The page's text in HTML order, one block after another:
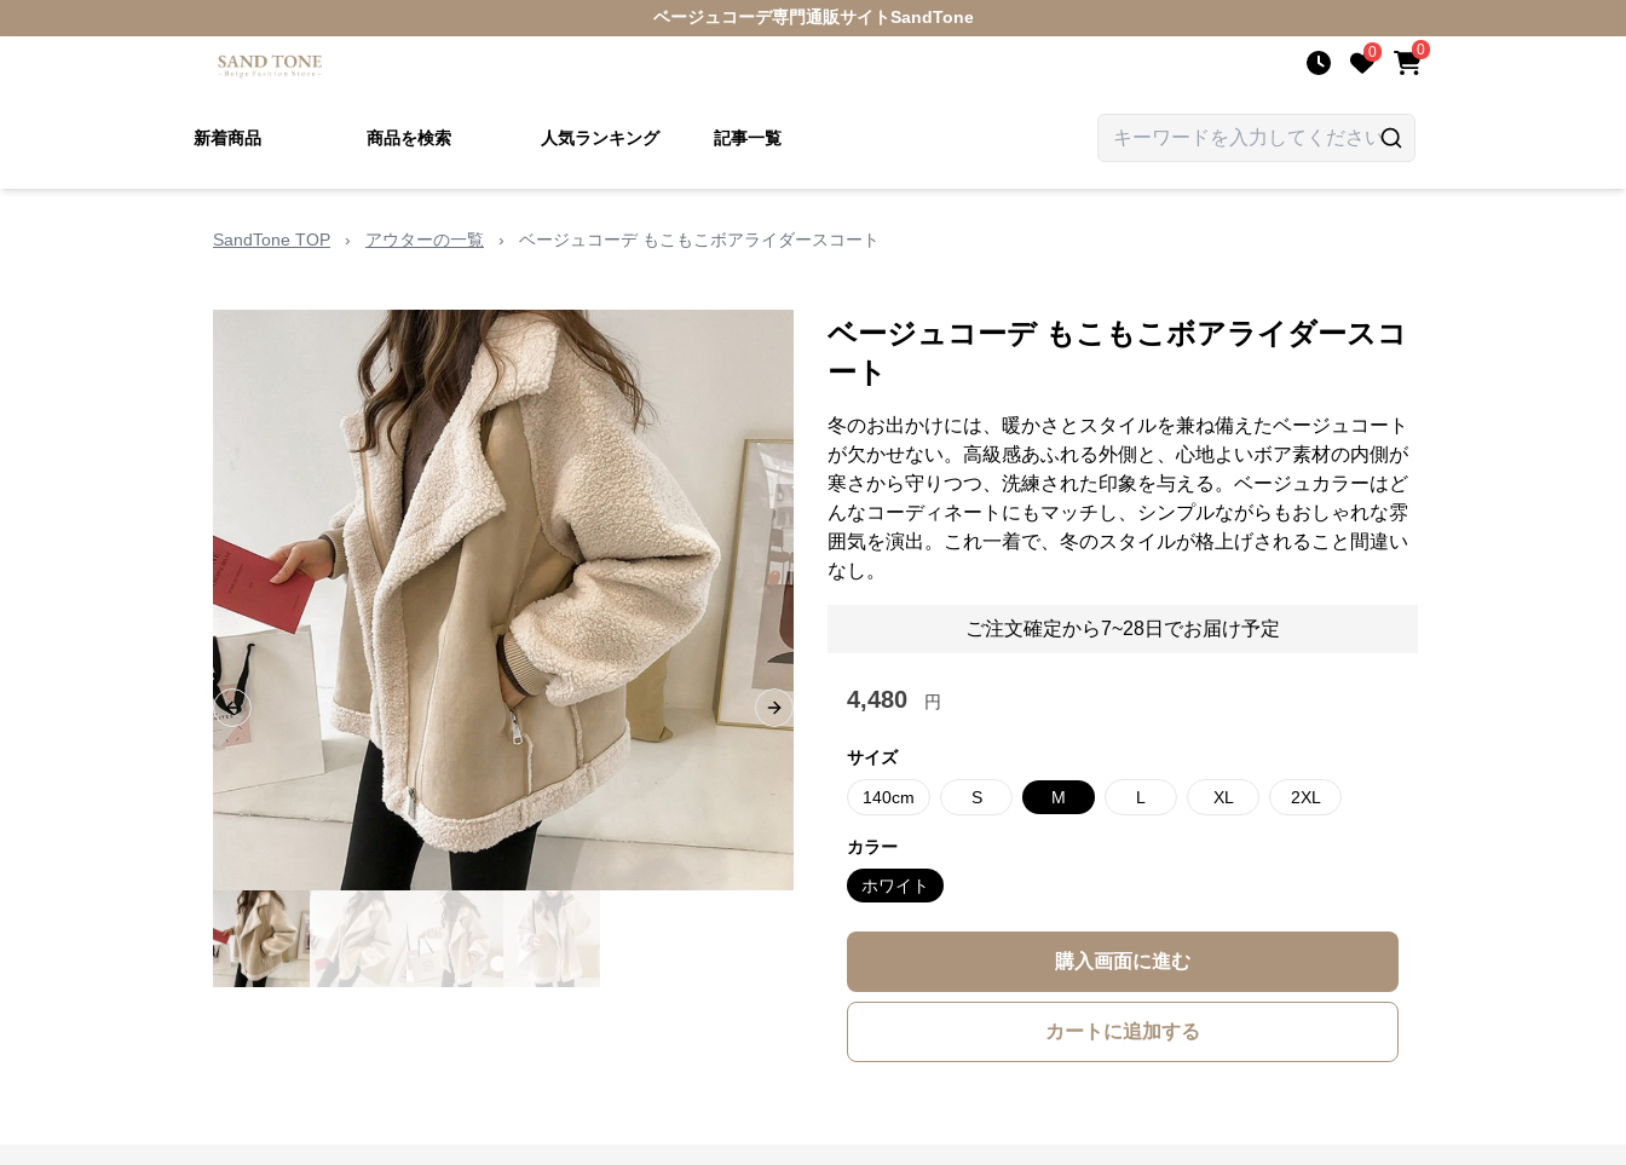
ベージュコーデ専門通販サイトSandTone
0 0
新着商品 商品を検索 人気ランキング 記事一覧
SandTone TOP › アウターの一覧 › ベージュコーデ もこもこボアライダースコート
Previous slide Next slide
ベージュコーデ もこもこボアライダースコ
ート
冬のお出かけには、暖かさとスタイルを兼ね備えたベージュコート
が欠かせない。高級感あふれる外側と、心地よいボア素材の内側が
寒さから守りつつ、洗練された印象を与える。ベージュカラーはど
んなコーディネートにもマッチし、シンプルながらもおしゃれな雰
囲気を演出。これ一着で、冬のスタイルが格上げされること間違い
なし。
ご注文確定から7~28日でお届け予定
4,480 円
サイズ
140cm S M L XL 2XL
カラー
ホワイト
購入画面に進む
カートに追加する